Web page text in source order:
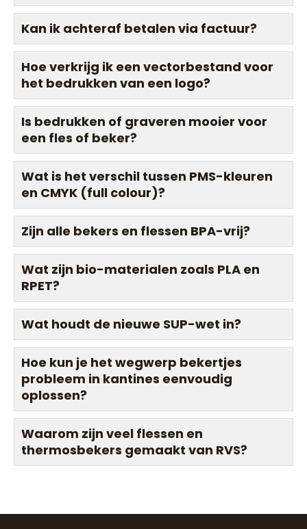
Kan ik achteraf betalen via factuur?
Hoe verkrijg ik een vectorbestand voor
het bedrukken van een logo?
Is bedrukken of graveren mooier voor
een fles of beker?
Wat is het verschil tussen PMS-kleuren
en CMYK (full colour)?
Zijn alle bekers en flessen BPA-vrij?
Wat zijn bio-materialen zoals PLA en
RPET?
Wat houdt de nieuwe SUP-wet in?
Hoe kun je het wegwerp bekertjes
probleem in kantines eenvoudig
oplossen?
Waarom zijn veel flessen en
thermosbekers gemaakt van RVS?